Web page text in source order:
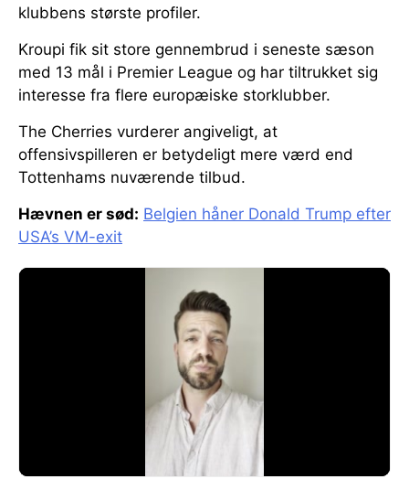
klubbens største profiler.
Kroupi fik sit store gennembrud i seneste sæson
med 13 mål i Premier League og har tiltrukket sig
interesse fra flere europæiske storklubber.
The Cherries vurderer angiveligt, at
offensivspilleren er betydeligt mere værd end
Tottenhams nuværende tilbud.
Hævnen er sød: Belgien håner Donald Trump efter
USA’s VM-exit